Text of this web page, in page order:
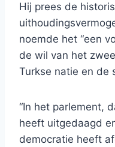
Hij prees de
noemde het “een
de wil van het
Turkse natie en de
“In het parlement,
heeft uitgedaagd
democratie heeft